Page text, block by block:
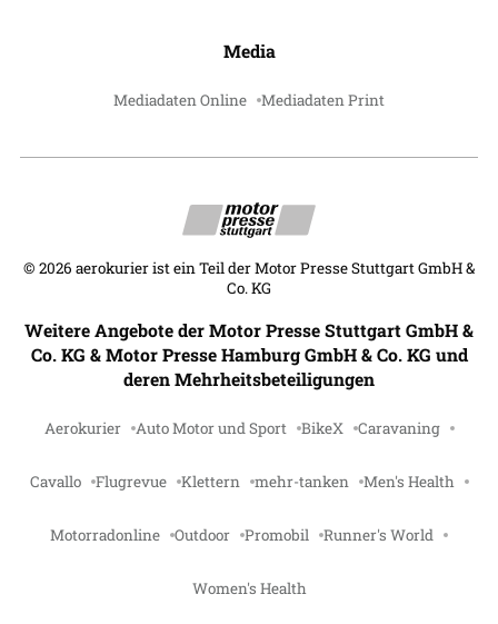
Media
Mediadaten Online Mediadaten Print
© 2026 aerokurier ist ein Teil der Motor Presse Stuttgart GmbH &
Co. KG
Weitere Angebote der Motor Presse Stuttgart GmbH &
Co. KG & Motor Presse Hamburg GmbH & Co. KG und
deren Mehrheitsbeteiligungen
Aerokurier Auto Motor und Sport BikeX Caravaning
Cavallo Flugrevue Klettern mehr-tanken Men's Health
Motorradonline Outdoor Promobil Runner's World
Women's Health